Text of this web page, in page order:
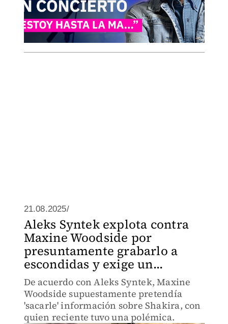
21.08.2025/
Aleks Syntek explota contra
Maxine Woodside por
presuntamente grabarlo a
escondidas y exige un...
De acuerdo con Aleks Syntek, Maxine
Woodside supuestamente pretendía
'sacarle' información sobre Shakira, con
quien reciente tuvo una polémica.